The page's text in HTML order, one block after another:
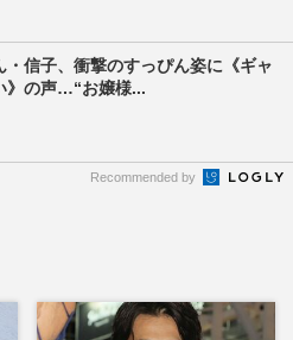
・信子、衝撃のすっぴん姿に《ギャ
》の声…“お嬢様...
Recommended by